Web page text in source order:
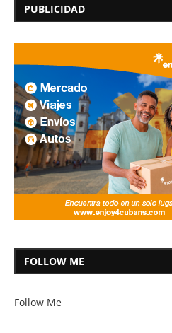
PUBLICIDAD
FOLLOW ME
Follow Me